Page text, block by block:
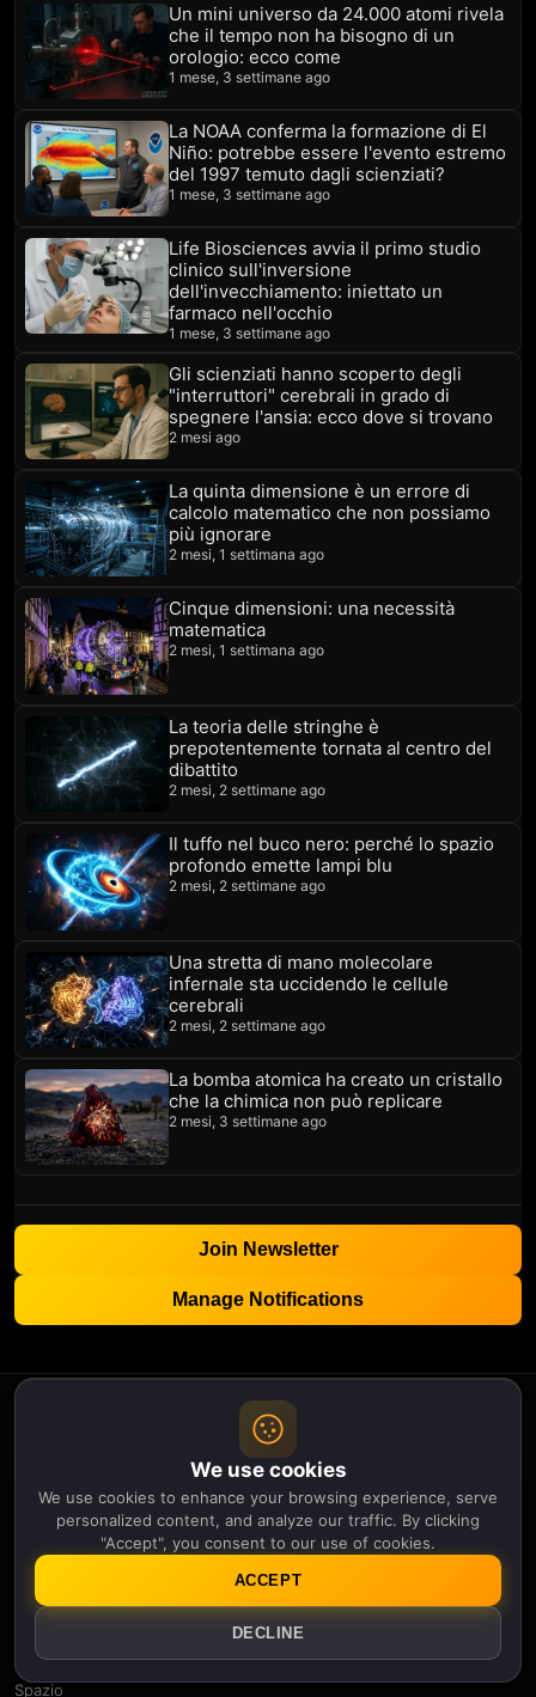
Un mini universo da 24.000 atomi rivela
che il tempo non ha bisogno di un
orologio: ecco come
1 mese, 3 settimane ago
La NOAA conferma la formazione di El
Niño: potrebbe essere l'evento estremo
del 1997 temuto dagli scienziati?
1 mese, 3 settimane ago
Life Biosciences avvia il primo studio
clinico sull'inversione
dell'invecchiamento: iniettato un
farmaco nell'occhio
1 mese, 3 settimane ago
Gli scienziati hanno scoperto degli
"interruttori" cerebrali in grado di
spegnere l'ansia: ecco dove si trovano
2 mesi ago
La quinta dimensione è un errore di
calcolo matematico che non possiamo
più ignorare
2 mesi, 1 settimana ago
Cinque dimensioni: una necessità
matematica
2 mesi, 1 settimana ago
La teoria delle stringhe è
prepotentemente tornata al centro del
dibattito
2 mesi, 2 settimane ago
Il tuffo nel buco nero: perché lo spazio
profondo emette lampi blu
2 mesi, 2 settimane ago
Una stretta di mano molecolare
infernale sta uccidendo le cellule
cerebrali
2 mesi, 2 settimane ago
La bomba atomica ha creato un cristallo
che la chimica non può replicare
2 mesi, 3 settimane ago
Join Newsletter
Manage Notifications
APOLLO THIRTEEN
Intelligenza Artificiale
Ambiente
Genetica
Fisica
Scienza
Spazio
We use cookies
We use cookies to enhance your browsing experience, serve
personalized content, and analyze our traffic. By clicking
"Accept", you consent to our use of cookies.
DECLINE
ACCEPT